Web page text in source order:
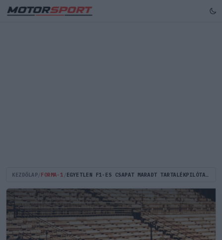
KEZDŐLAP FORMA-1 EGYETLEN F1-ES CSAPAT MARADT TARTALÉKPILÓTA NÉLKÜL A 2026-OS SZEZONRA